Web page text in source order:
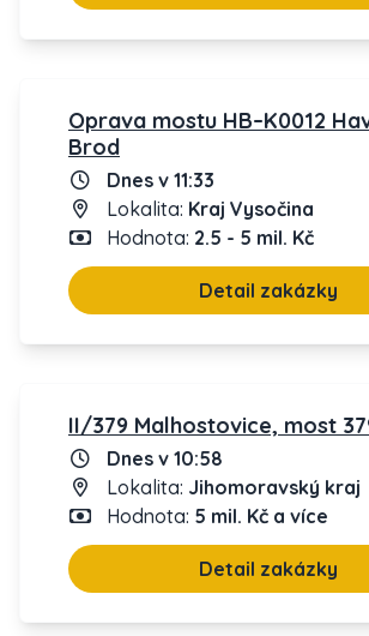
Oprava mostu HB–K0012
Brod
Dnes v 11:33
Lokalita: Kraj Vysočina
Hodnota: 2.5 - 5 mil. Kč
Detail zakázky
II/379 Malhostovice, most
Dnes v 10:58
Lokalita: Jihomoravský kraj
Hodnota: 5 mil. Kč a více
Detail zakázky